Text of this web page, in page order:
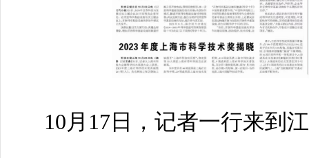
10月17日，记者一行来到